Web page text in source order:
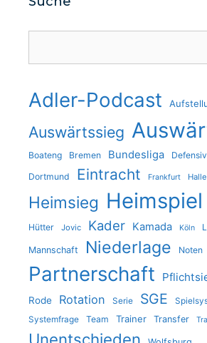
Adler-Podcast
Auswärtssieg
Boateng Bremen Bundesliga
Dortmund
Eintracht Frankfurt
Heimsieg Heimspiel
Hütter Jovic Kader Kamada Köln
Mannschaft Niederlage Noten
Partnerschaft
Rode Rotation Serie SGE
Systemfrage Team Trainer Transfer
Unentschieden